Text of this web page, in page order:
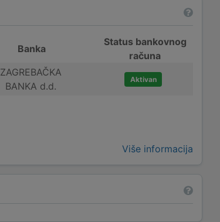
Banka
Status bankovnog
računa
ZAGREBAČKA
BANKA d.d.
Aktivan
Više informacija